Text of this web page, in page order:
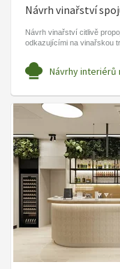
Návrh vinařství
Návrh vinařství citlivě
odkazujícími na vinařskou
Návrhy interiérů